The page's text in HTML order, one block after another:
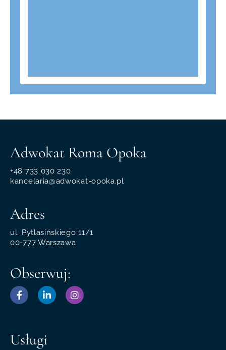
Adwokat Roma Opoka
+48 733 030 230
kancelaria@adwokat-opoka.pl
Adres
ul. Pytlasińskiego 11/1
00-777 Warszawa
Obserwuj:
Usługi